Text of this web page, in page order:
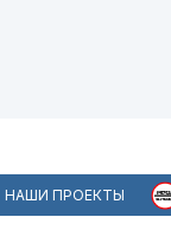
НАШИ ПРОЕКТЫ